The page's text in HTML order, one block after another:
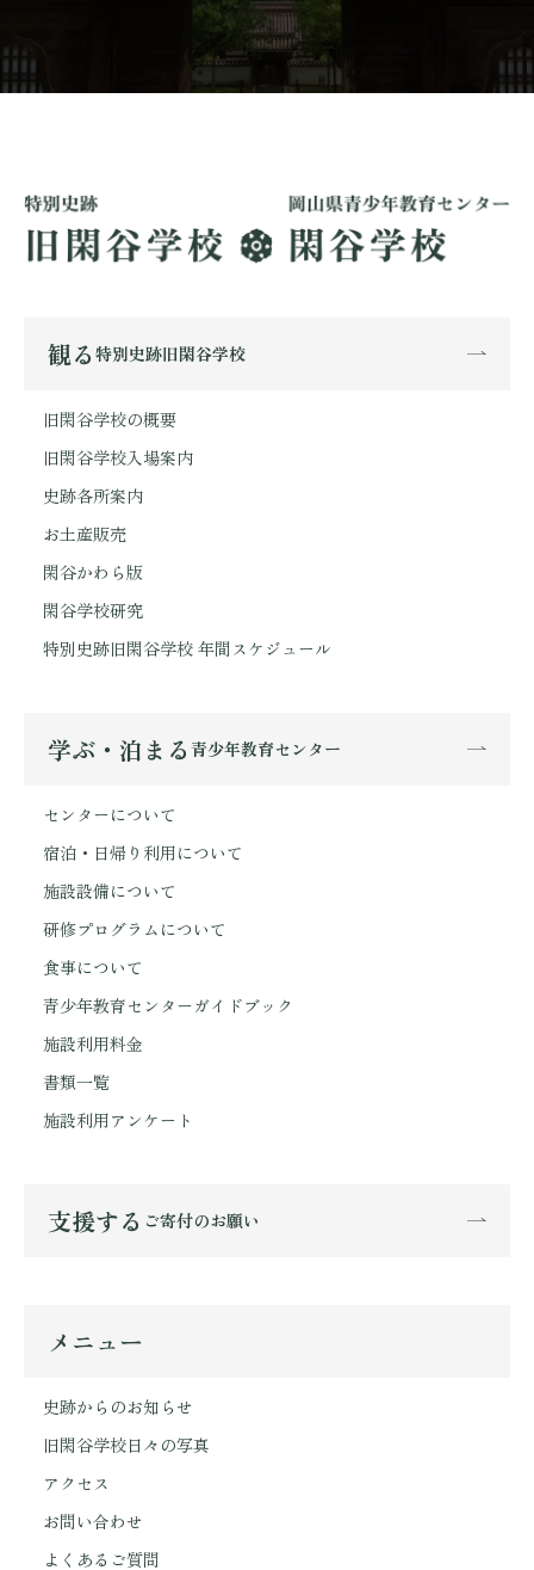
観る 特別史跡旧閑谷学校
旧閑谷学校の概要
旧閑谷学校入場案内
史跡各所案内
お土産販売
閑谷かわら版
閑谷学校研究
特別史跡旧閑谷学校 年間スケジュール
学ぶ・泊まる 青少年教育センター
センターについて
宿泊・日帰り利用について
施設設備について
研修プログラムについて
食事について
青少年教育センターガイドブック
施設利用料金
書類一覧
施設利用アンケート
支援する ご寄付のお願い
メニュー
史跡からのお知らせ
旧閑谷学校日々の写真
アクセス
お問い合わせ
よくあるご質問